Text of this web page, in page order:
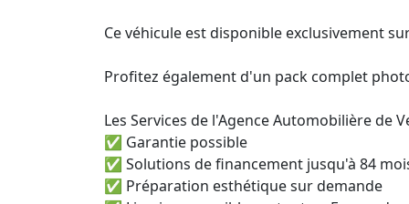
Ce véhicule est disponible exclusivement
Profitez également d'un pack complet
Les Services de l'Agence Automobilière de
✅ Garantie possible
✅ Solutions de financement jusqu'à 84
✅ Préparation esthétique sur demande